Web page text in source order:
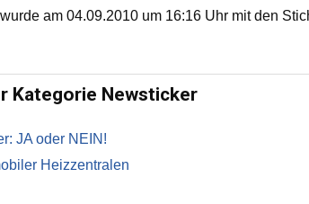
am 04.09.2010 um 16:16 Uhr mit den
Kategorie Newsticker
JA oder NEIN!
Heizzentralen